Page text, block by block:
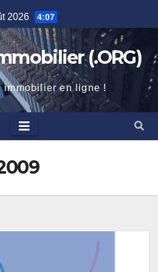
2026 4:07
(.ORG)
immobilier en ligne !